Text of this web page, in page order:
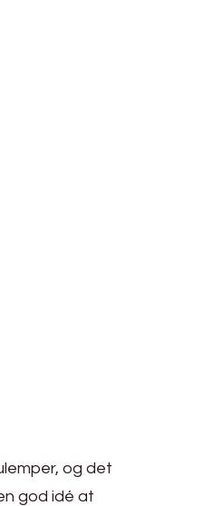
og det
god idé at